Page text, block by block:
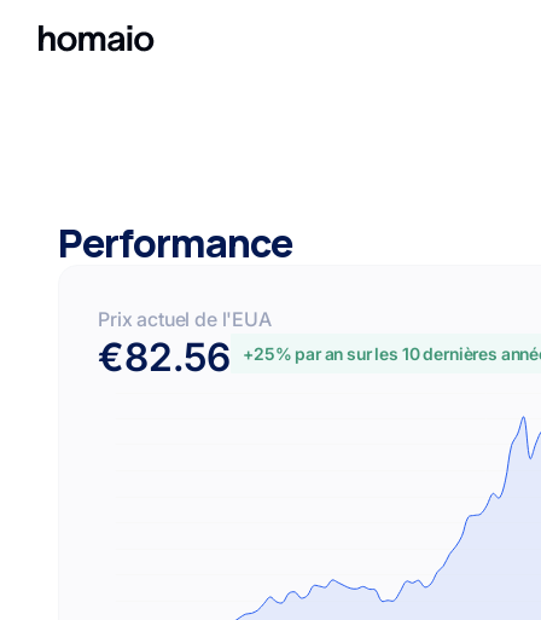
Performance
Prix actuel de l'EUA
€82.56 +25% par an sur les 10 dernières